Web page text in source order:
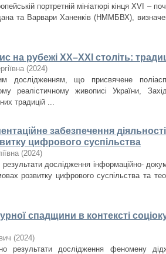
портретній мініатюрі кінця XVI –
та Варвари Ханенків (НММБВХ),
на рубежі ХХ–ХХІ століть:
(2024)
дослідженням, що присвячене
реалістичному живописі України,
традицій ...
забезпечення
цифрового суспільства
(2024)
дослідження інформаційно-
розвитку цифрового суспільства та
спадщини в контексті
(2024)
результати дослідження феномену